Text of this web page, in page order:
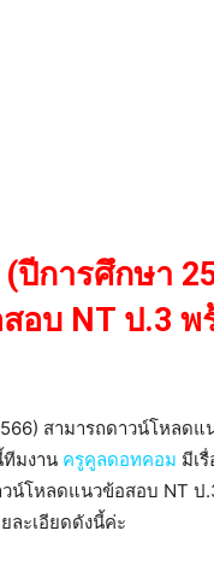
ปีการศึกษา
บ NT ป.3 พ
สามารถดาวน์โหลด
มงาน ครูคูลดอทคอม มีเ
น์โหลดแนวข้อสอบ NT ป
ะเอียดดังนี้ค่ะ